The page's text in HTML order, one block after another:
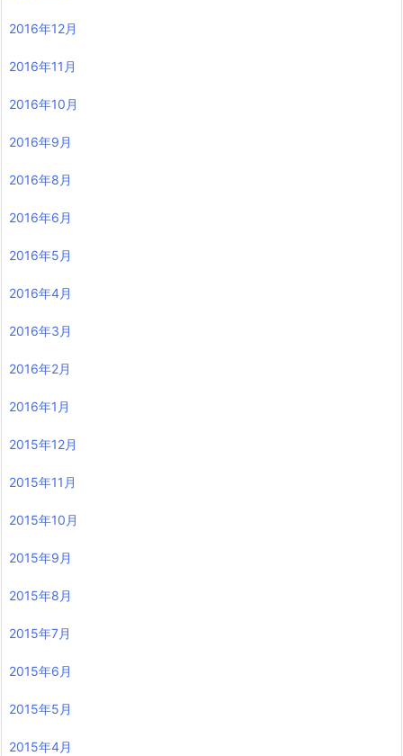
2016年12月
2016年11月
2016年10月
2016年9月
2016年8月
2016年6月
2016年5月
2016年4月
2016年3月
2016年2月
2016年1月
2015年12月
2015年11月
2015年10月
2015年9月
2015年8月
2015年7月
2015年6月
2015年5月
2015年4月